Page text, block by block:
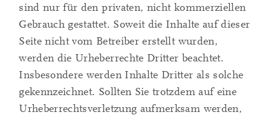
sind nur für den privaten, nicht kommerziellen
Gebrauch gestattet. Soweit die Inhalte auf dieser
Seite nicht vom Betreiber erstellt wurden,
werden die Urheberrechte Dritter beachtet.
Insbesondere werden Inhalte Dritter als solche
gekennzeichnet. Sollten Sie trotzdem auf eine
Urheberrechtsverletzung aufmerksam werden,